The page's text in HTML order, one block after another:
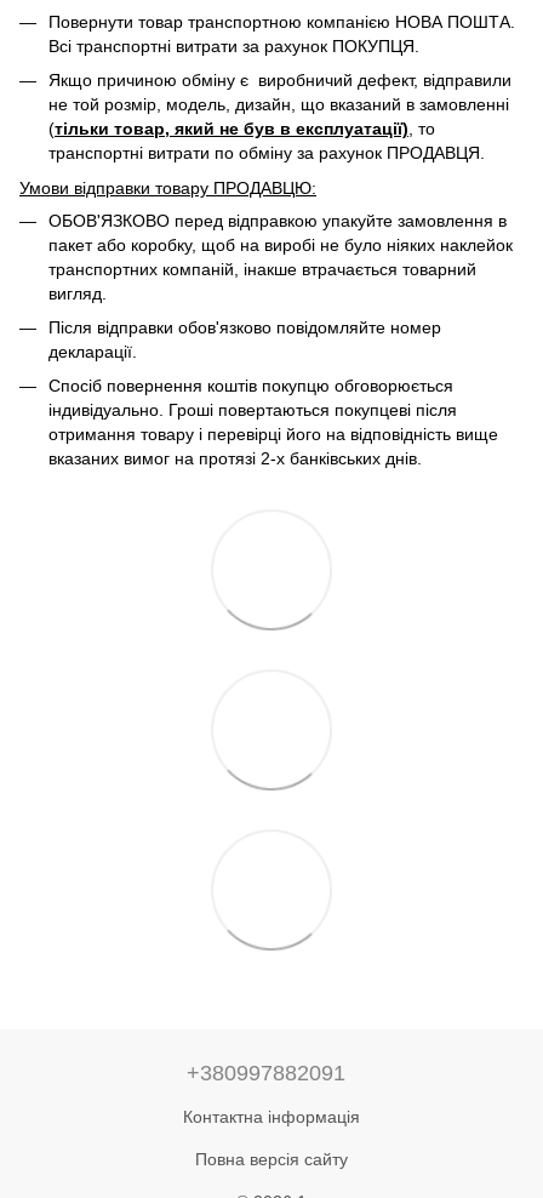
Повернути товар транспортною компанією НОВА ПОШТА.
Всі транспортні витрати за рахунок ПОКУПЦЯ.
Якщо причиною обміну є виробничий дефект, відправили
не той розмір, модель, дизайн, що вказаний в замовленні
(тільки товар, який не був в експлуатації) , то
транспортні витрати по обміну за рахунок ПРОДАВЦЯ. ​
Умови відправки товару ПРОДАВЦЮ:
ОБОВ'ЯЗКОВО перед відправкою упакуйте замовлення в
пакет або коробку, щоб на виробі не було ніяких наклейок
транспортних компаній, інакше втрачається товарний
вигляд.
Після відправки обов'язково повідомляйте номер
декларації.
Спосіб повернення коштів покупцю обговорюється
індивідуально. Гроші повертаються покупцеві після
отримання товару і перевірці його на відповідність вище
вказаних вимог на протязі 2-х банківських днів.
+380997882091
Контактна інформація
Повна версія сайту